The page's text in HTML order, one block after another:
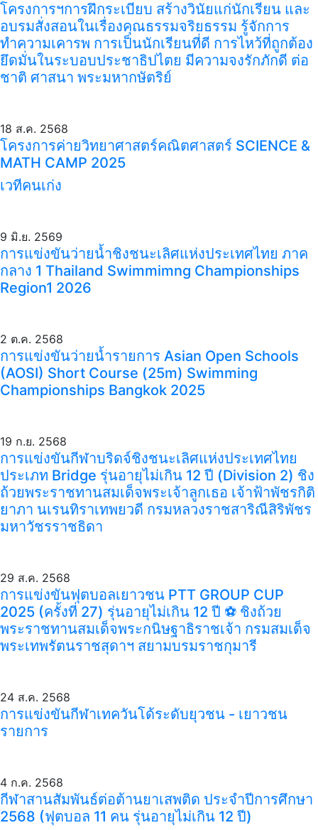
โครงการฯการฝึกระเบียบ สร้างวินัยแก่นักเรียน และ
อบรมสั่งสอนในเรื่องคุณธรรมจริยธรรม รู้จักการ
ทำความเคารพ การเป็นนักเรียนที่ดี การไหว้ที่ถูกต้อง
ยึดมั่นในระบอบประชาธิปไตย มีความจงรักภักดี ต่อ
ชาติ ศาสนา พระมหากษัตริย์
18 ส.ค. 2568
โครงการค่ายวิทยาศาสตร์คณิตศาสตร์ SCIENCE &
MATH CAMP 2025
เวทีคนเก่ง
9 มิ.ย. 2569
การแข่งขันว่ายน้ำชิงชนะเลิศแห่งประเทศไทย ภาค
กลาง 1 Thailand Swimmimng Championships
Region1 2026
2 ต.ค. 2568
การแข่งขันว่ายน้ำรายการ Asian Open Schools
(AOSI) Short Course (25m) Swimming
Championships Bangkok 2025
19 ก.ย. 2568
การแข่งขันกีฬาบริดจ์ชิงชนะเลิศแห่งประเทศไทย
ประเภท Bridge รุ่นอายุไม่เกิน 12 ปี (Division 2) ชิง
ถ้วยพระราชทานสมเด็จพระเจ้าลูกเธอ เจ้าฟ้าพัชรกิติ
ยาภา นเรนทิราเทพยวดี กรมหลวงราชสาริณีสิริพัชร
มหาวัชรราชธิดา
29 ส.ค. 2568
การแข่งขันฟุตบอลเยาวชน PTT GROUP CUP
2025 (ครั้งที่ 27) รุ่นอายุไม่เกิน 12 ปี ⚽️ ชิงถ้วย
พระราชทานสมเด็จพระกนิษฐาธิราชเจ้า กรมสมเด็จ
พระเทพรัตนราชสุดาฯ สยามบรมราชกุมารี
24 ส.ค. 2568
การแข่งขันกีฬาเทควันโด้ระดับยุวชน - เยาวชน
รายการ
4 ก.ค. 2568
กีฬาสานสัมพันธ์ต่อต้านยาเสพติด ประจำปีการศึกษา
2568 (ฟุตบอล 11 คน รุ่นอายุไม่เกิน 12 ปี)